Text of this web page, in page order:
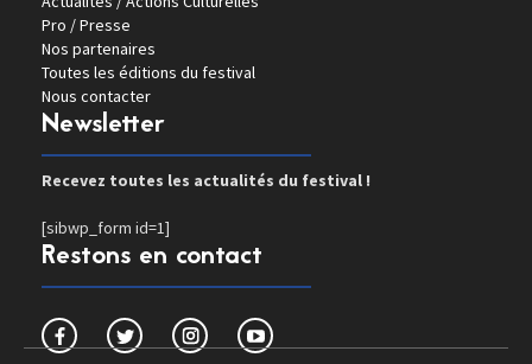
Pro / Presse
Nos partenaires
Toutes les éditions du festival
Nous contacter
Newsletter
Recevez toutes les actualités du festival !
[sibwp_form id=1]
Restons en contact